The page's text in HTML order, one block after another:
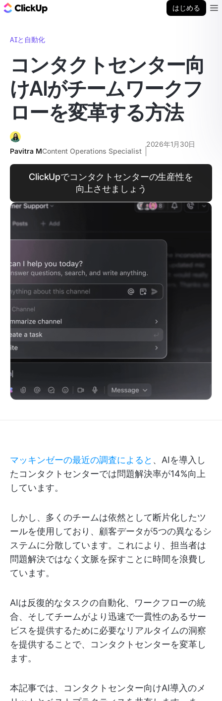
はじめる
AIと自動化
コンタクトセンター向
けAIがチームワークフ
ローを変革する方法
Pavitra MContent Operations Specialist
2026年1月30日
ClickUpでコンタクトセンターの生産性を
向上させましょう
マッキンゼーの最近の調査によると 、AIを導入し
たコンタクトセンターでは問題解決率が14%向上
しています。
しかし、多くのチームは依然として断片化したツ
ールを使用しており、顧客データが5つの異なるシ
ステムに分散しています。これにより、担当者は
問題解決ではなく文脈を探すことに時間を浪費し
ています。
AIは反復的なタスクの自動化、ワークフローの統
合、そしてチームがより迅速で一貫性のあるサー
ビスを提供するために必要なリアルタイムの洞察
を提供することで、コンタクトセンターを変革し
ます。
本記事では、コンタクトセンター向けAI導入のメ